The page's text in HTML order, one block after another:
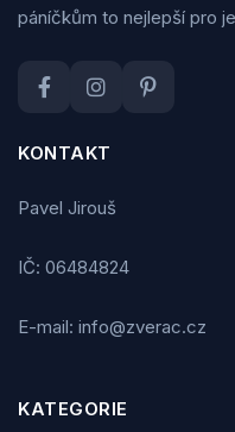
páníčkům to nejlepší pro
KONTAKT
Pavel Jirouš
IČ: 06484824
E-mail: info@zverac.cz
KATEGORIE